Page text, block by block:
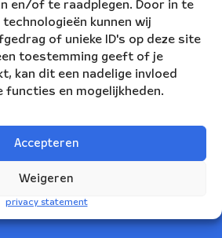
en/of te raadplegen. Door in te
kunnen wij
of unieke ID's op deze site
toestemming geeft of je
kan dit een nadelige invloed
functies en mogelijkheden.
Accepteren
Weigeren
privacy statement
Ensemble